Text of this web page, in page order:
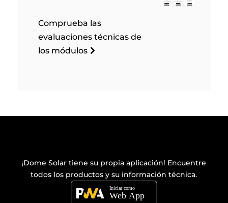
Comprueba las
evaluaciones técnicas de
los módulos
¡Dome Solar tiene su propiaaplicación! Encuentre
todos los productos y su información técnica.